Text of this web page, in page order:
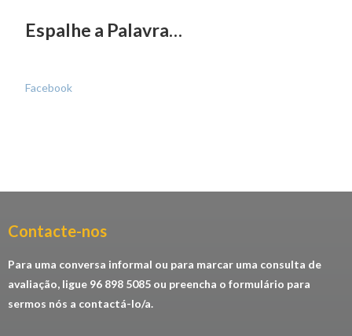
Espalhe a Palavra…
Facebook
Contacte-nos​
Para uma conversa informal ou para marcar uma consulta de
avaliação, ligue 96 898 5085 ou preencha o formulário para
sermos nós a contactá-lo/a.